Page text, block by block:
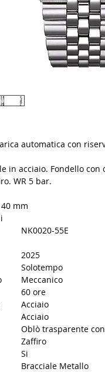
automatica con
in acciaio. Fondello
WR 5 bar.
mm
NK0020-55E
2025
Solotempo
Meccanico
60 ore
Acciaio
Acciaio
Oblò trasparente
Zaffiro
Si
Bracciale Metallo